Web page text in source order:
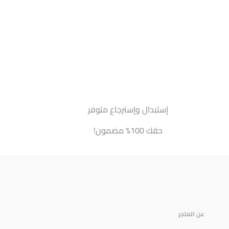
إستبدال وإسترجاع متوفر
حقك 100% مضمون!
عن المتجر